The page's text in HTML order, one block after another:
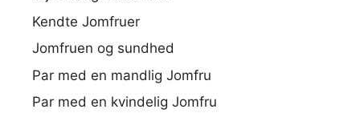
Kendte Jomfruer
Jomfruen og sundhed
Par med en mandlig Jomfru
Par med en kvindelig Jomfru